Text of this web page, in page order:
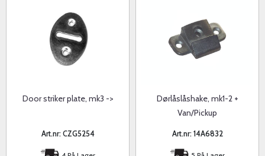
Door striker plate, mk3 ->
Art.nr: CZG5254
Dørlåslåshake, mk1-2 +
Van/Pickup
Art.nr: 14A6832